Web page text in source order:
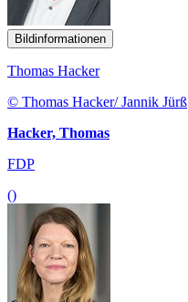
Bildinformationen
Thomas Hacker
© Thomas Hacker/ Jannik Jürß
Hacker, Thomas
FDP
()